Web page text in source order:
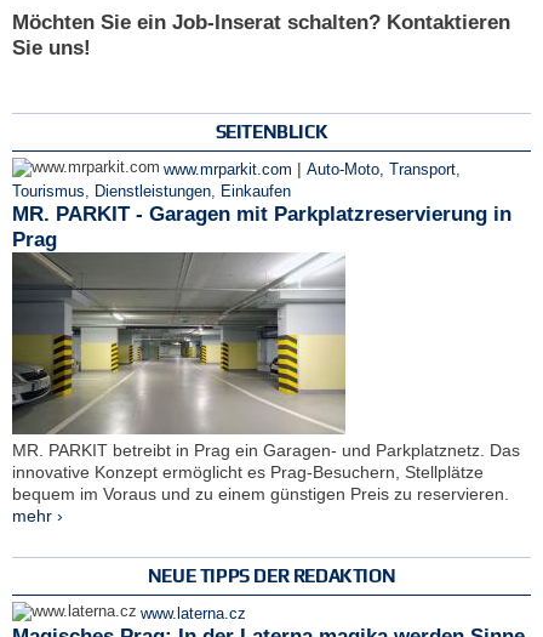
Möchten Sie ein Job-Inserat schalten? Kontaktieren
Sie uns!
SEITENBLICK
www.mrparkit.com | Auto-Moto, Transport,
Tourismus, Dienstleistungen, Einkaufen
MR. PARKIT - Garagen mit Parkplatzreservierung in
Prag
MR. PARKIT betreibt in Prag ein Garagen- und Parkplatznetz. Das
innovative Konzept ermöglicht es Prag-Besuchern, Stellplätze
bequem im Voraus und zu einem günstigen Preis zu reservieren.
mehr ›
NEUE TIPPS DER REDAKTION
www.laterna.cz